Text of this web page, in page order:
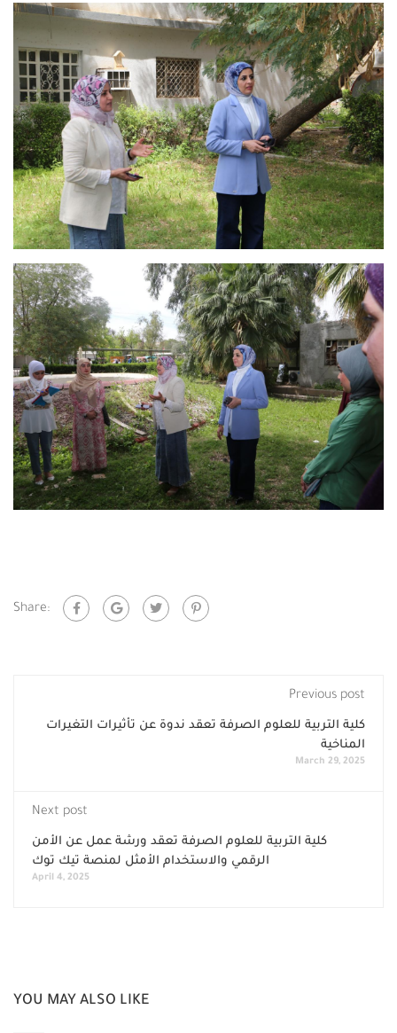
Share:
Previous post
كلية التربية للعلوم الصرفة تعقد ندوة عن تأثيرات التغيرات
المناخية
March 29, 2025
Next post
كلية التربية للعلوم الصرفة تعقد ورشة عمل عن الأمن
الرقمي والاستخدام الأمثل لمنصة تيك توك
April 4, 2025
YOU MAY ALSO LIKE